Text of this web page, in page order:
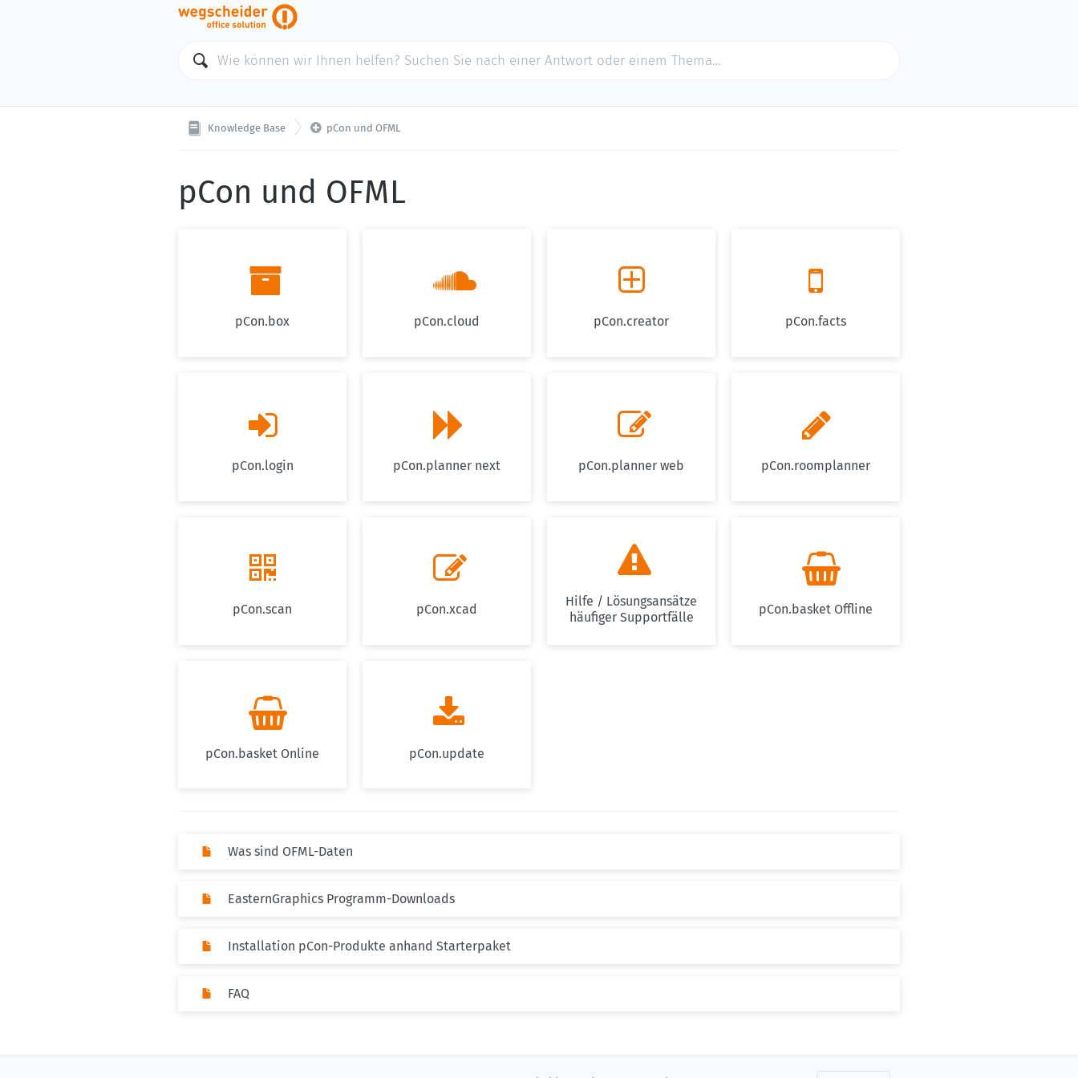
Knowledge Base  pCon und OFML
pCon und OFML

pCon.box

pCon.cloud

pCon.creator

pCon.facts

pCon.login

pCon.planner next

pCon.planner web

pCon.roomplanner

pCon.scan

pCon.xcad

Hilfe / Lösungsansätze
häufiger Supportfälle

pCon.basket Offline

pCon.basket Online

pCon.update
Was sind OFML-Daten
EasternGraphics Programm-Downloads
Installation pCon-Produkte anhand Starterpaket
FAQ